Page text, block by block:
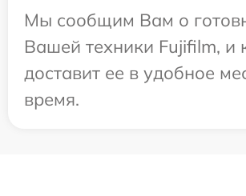
Мы сообщим Вам о
Вашей техники Fujifilm, и
доставит ее в удобное
время.